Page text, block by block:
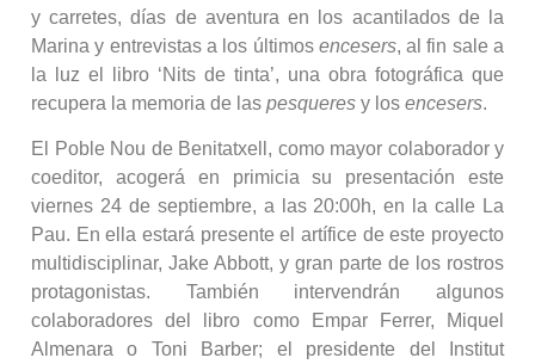
y carretes, días de aventura en los acantilados de la
Marina y entrevistas a los últimos encesers, al fin sale a
la luz el libro ‘Nits de tinta’, una obra fotográfica que
recupera la memoria de las pesqueres y los encesers.
El Poble Nou de Benitatxell, como mayor colaborador y
coeditor, acogerá en primicia su presentación este
viernes 24 de septiembre, a las 20:00h, en la calle La
Pau. En ella estará presente el artífice de este proyecto
multidisciplinar, Jake Abbott, y gran parte de los rostros
protagonistas. También intervendrán algunos
colaboradores del libro como Empar Ferrer, Miquel
Almenara o Toni Barber; el presidente del Institut